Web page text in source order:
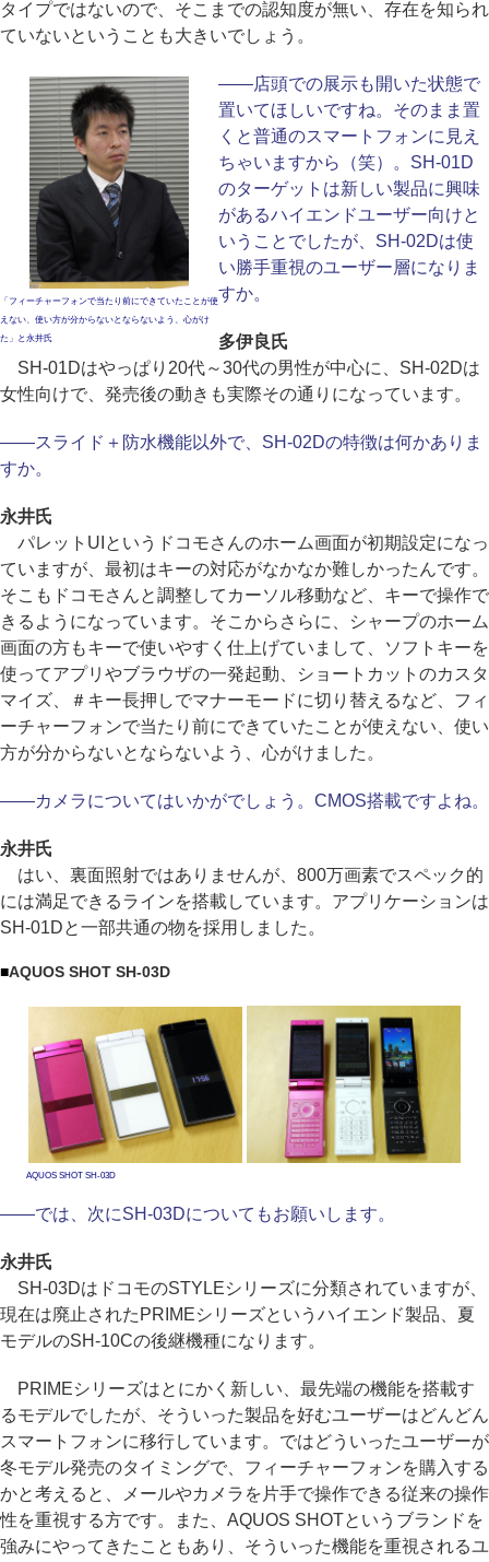
タイプではないので、そこまでの認知度が無い、存在を知られ
ていないということも大きいでしょう。
「フィーチャーフォンで当たり前にできていたことが使
えない、使い方が分からないとならないよう、心がけ
た」と永井氏
――店頭での展示も開いた状態で
置いてほしいですね。そのまま置
くと普通のスマートフォンに見え
ちゃいますから（笑）。SH-01D
のターゲットは新しい製品に興味
があるハイエンドユーザー向けと
いうことでしたが、SH-02Dは使
い勝手重視のユーザー層になりま
すか。
多伊良氏
SH-01Dはやっぱり20代～30代の男性が中心に、SH-02Dは
女性向けで、発売後の動きも実際その通りになっています。
――スライド＋防水機能以外で、SH-02Dの特徴は何かありま
すか。
永井氏
パレットUIというドコモさんのホーム画面が初期設定になっ
ていますが、最初はキーの対応がなかなか難しかったんです。
そこもドコモさんと調整してカーソル移動など、キーで操作で
きるようになっています。そこからさらに、シャープのホーム
画面の方もキーで使いやすく仕上げていまして、ソフトキーを
使ってアプリやブラウザの一発起動、ショートカットのカスタ
マイズ、＃キー長押しでマナーモードに切り替えるなど、フィ
ーチャーフォンで当たり前にできていたことが使えない、使い
方が分からないとならないよう、心がけました。
――カメラについてはいかがでしょう。CMOS搭載ですよね。
永井氏
はい、裏面照射ではありませんが、800万画素でスペック的
には満足できるラインを搭載しています。アプリケーションは
SH-01Dと一部共通の物を採用しました。
■AQUOS SHOT SH-03D
AQUOS SHOT SH-03D
――では、次にSH-03Dについてもお願いします。
永井氏
SH-03DはドコモのSTYLEシリーズに分類されていますが、
現在は廃止されたPRIMEシリーズというハイエンド製品、夏
モデルのSH-10Cの後継機種になります。
PRIMEシリーズはとにかく新しい、最先端の機能を搭載す
るモデルでしたが、そういった製品を好むユーザーはどんどん
スマートフォンに移行しています。ではどういったユーザーが
冬モデル発売のタイミングで、フィーチャーフォンを購入する
かと考えると、メールやカメラを片手で操作できる従来の操作
性を重視する方です。また、AQUOS SHOTというブランドを
強みにやってきたこともあり、そういった機能を重視されるユ